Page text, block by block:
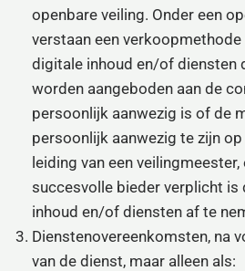
openbare veiling. Onder een
verstaan een
digitale inhoud en/of diensten
worden aangeboden aan de
persoonlijk aanwezig is of de
persoonlijk aanwezig te zijn
leiding van een
succesvolle bieder verplicht is
inhoud en/of diensten af te
Dienstenovereenkomsten, na
van de dienst, maar alleen als: